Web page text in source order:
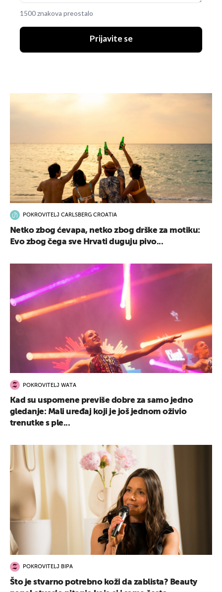
1500 znakova preostalo
Prijavite se
POKROVITELJ CARLSBERG CROATIA
Netko zbog ćevapa, netko zbog drške za motiku:
Evo zbog čega sve Hrvati duguju pivo...
POKROVITELJ WATA
Kad su uspomene previše dobre za samo jedno
gledanje: Mali uređaj koji je još jednom oživio
trenutke s ple...
POKROVITELJ BIPA
Što je stvarno potrebno koži da zablista? Beauty